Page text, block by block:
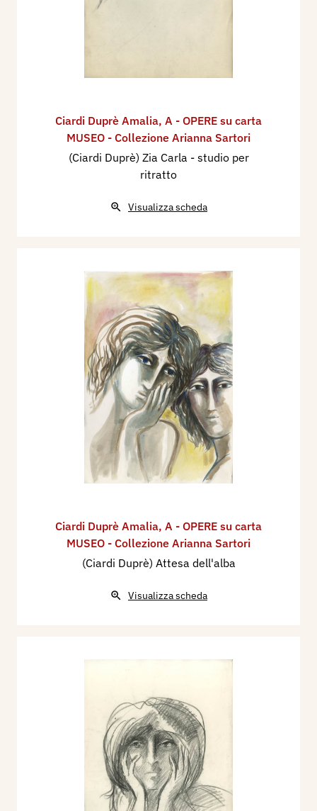
Ciardi Duprè Amalia, A - OPERE su carta
MUSEO - Collezione Arianna Sartori
(Ciardi Duprè) Zia Carla - studio per
ritratto
Visualizza scheda
Ciardi Duprè Amalia, A - OPERE su carta
MUSEO - Collezione Arianna Sartori
(Ciardi Duprè) Attesa dell'alba
Visualizza scheda